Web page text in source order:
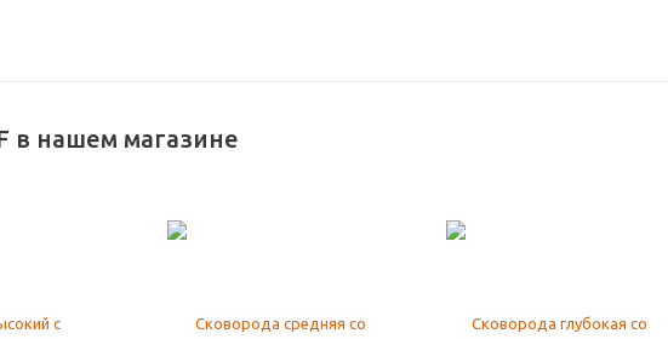
в нашем магазине